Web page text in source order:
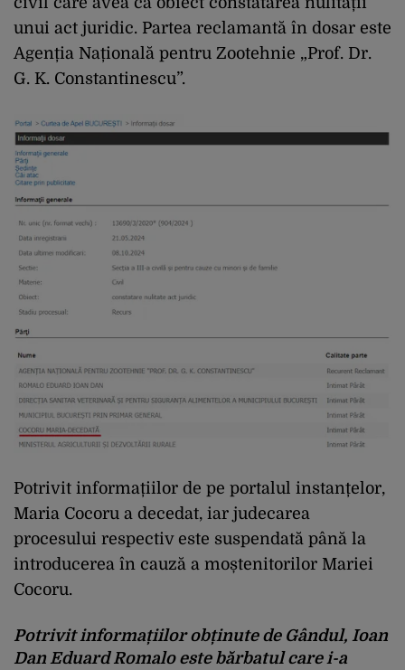
unui act juridic. Partea reclamantă în dosar este
Agenția Națională pentru Zootehnie „Prof. Dr.
G. K. Constantinescu”.
Potrivit informațiilor de pe portalul instanțelor,
Maria Cocoru a decedat, iar judecarea
procesului respectiv este suspendată până la
introducerea în cauză a moștenitorilor Mariei
Cocoru.
Potrivit informațiilor obținute de Gândul, Ioan
Dan Eduard Romalo este bărbatul care i-a